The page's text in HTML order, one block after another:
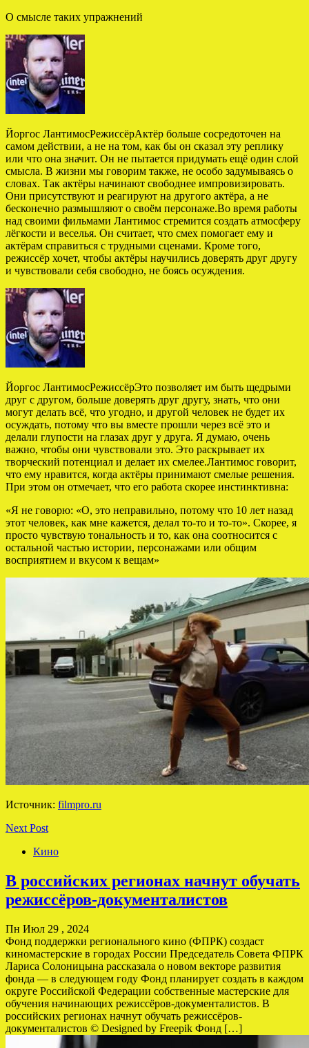
О смысле таких упражнений
Йоргос ЛантимосРежиссёрАктёр больше сосредоточен на
самом действии, а не на том, как бы он сказал эту реплику
или что она значит. Он не пытается придумать ещё один слой
смысла. В жизни мы говорим также, не особо задумываясь о
словах. Так актёры начинают свободнее импровизировать.
Они присутствуют и реагируют на другого актёра, а не
бесконечно размышляют о своём персонаже.Во время работы
над своими фильмами Лантимос стремится создать атмосферу
лёгкости и веселья. Он считает, что смех помогает ему и
актёрам справиться с трудными сценами. Кроме того,
режиссёр хочет, чтобы актёры научились доверять друг другу
и чувствовали себя свободно, не боясь осуждения.
Йоргос ЛантимосРежиссёрЭто позволяет им быть щедрыми
друг с другом, больше доверять друг другу, знать, что они
могут делать всё, что угодно, и другой человек не будет их
осуждать, потому что вы вместе прошли через всё это и
делали глупости на глазах друг у друга. Я думаю, очень
важно, чтобы они чувствовали это. Это раскрывает их
творческий потенциал и делает их смелее.Лантимос говорит,
что ему нравится, когда актёры принимают смелые решения.
При этом он отмечает, что его работа скорее инстинктивна:
«Я не говорю: «О, это неправильно, потому что 10 лет назад
этот человек, как мне кажется, делал то-то и то-то». Скорее, я
просто чувствую тональность и то, как она соотносится с
остальной частью истории, персонажами или общим
восприятием и вкусом к вещам»
Источник: filmpro.ru
Next Post
Кино
В российских регионах начнут обучать
режиссёров-документалистов
Пн Июл 29 , 2024
Фонд поддержки регионального кино (ФПРК) создаст
киномастерские в городах России Председатель Совета ФПРК
Лариса Солоницына рассказала о новом векторе развития
фонда — в следующем году Фонд планирует создать в каждом
округе Российской Федерации собственные мастерские для
обучения начинающих режиссёров-документалистов. В
российских регионах начнут обучать режиссёров-
документалистов © Designed by Freepik Фонд […]